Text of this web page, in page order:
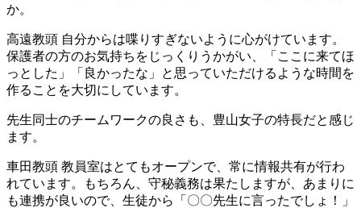
か。
高遠教頭 自分からは喋りすぎないように心がけています。
保護者の方のお気持ちをじっくりうかがい、「ここに来てほ
っとした」「良かったな」と思っていただけるような時間を
作ることを大切にしています。
先生同士のチームワークの良さも、豊山女子の特長だと感じ
ます。
車田教頭 教員室はとてもオープンで、常に情報共有が行わ
れています。もちろん、守秘義務は果たしますが、あまりに
も連携が良いので、生徒から「〇〇先生に言ったでしょ！」